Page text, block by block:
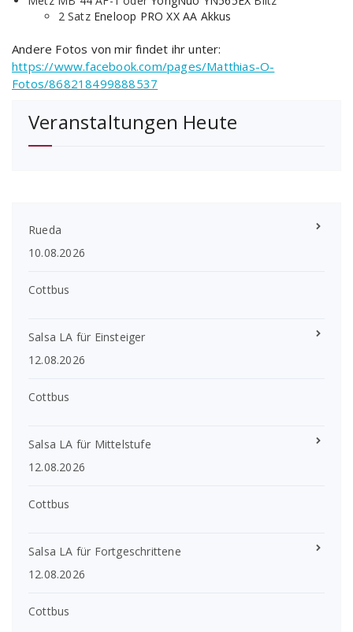
2 Satz Eneloop PRO XX AA Akkus
Andere Fotos von mir findet ihr unter:
https://www.facebook.com/pages/Matthias-O-
Fotos/868218499888537
Veranstaltungen Heute
Rueda
10.08.2026
Cottbus
Salsa LA für Einsteiger
12.08.2026
Cottbus
Salsa LA für Mittelstufe
12.08.2026
Cottbus
Salsa LA für Fortgeschrittene
12.08.2026
Cottbus